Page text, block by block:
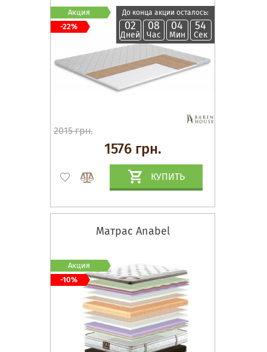
До конца акции осталось:
02
Дней
08
Час
04
Мин
54
Сек
2015 грн.
1576 грн.
КУПИТЬ
Акция
-22%
Матрас Anabel
Акция
-10%